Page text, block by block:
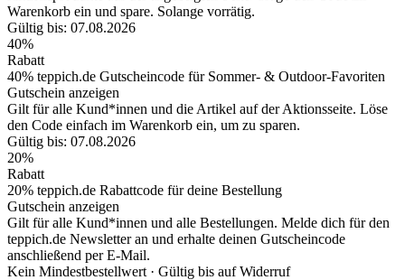
Warenkorb ein und spare. Solange vorrätig.
Gültig bis: 07.08.2026
40%
Rabatt
40% teppich.de Gutscheincode für Sommer- & Outdoor-Favoriten
Gutschein anzeigen
Gilt für alle Kund*innen und die Artikel auf der Aktionsseite. Löse
den Code einfach im Warenkorb ein, um zu sparen.
Gültig bis: 07.08.2026
20%
Rabatt
20% teppich.de Rabattcode für deine Bestellung
Gutschein anzeigen
Gilt für alle Kund*innen und alle Bestellungen. Melde dich für den
teppich.de Newsletter an und erhalte deinen Gutscheincode
anschließend per E-Mail.
Kein Mindestbestellwert · Gültig bis auf Widerruf